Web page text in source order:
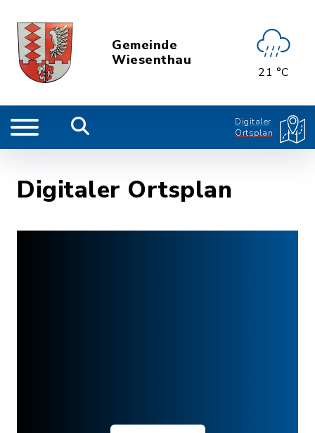
Gemeinde
Wiesenthau
21 °C
Digitaler
Ortsplan
Digitaler Ortsplan